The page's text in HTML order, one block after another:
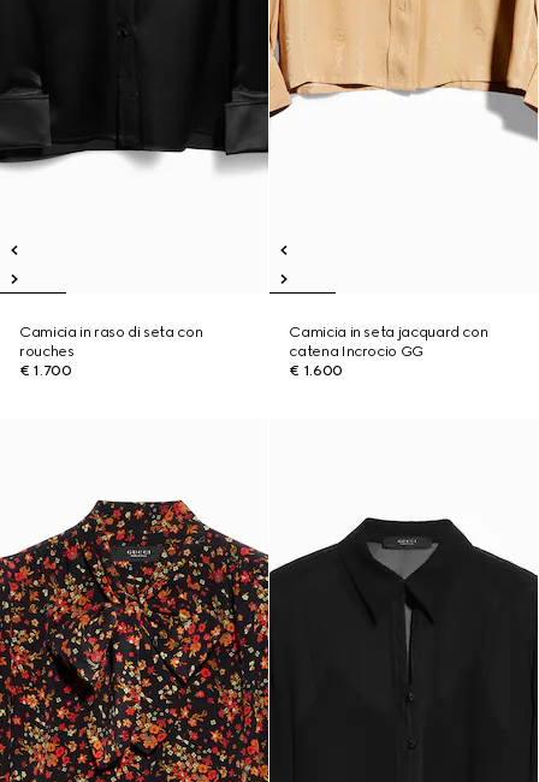
Camicia in raso di seta con
rouches
€ 1.700
Camicia in seta jacquard con
catena Incrocio GG
€ 1.600